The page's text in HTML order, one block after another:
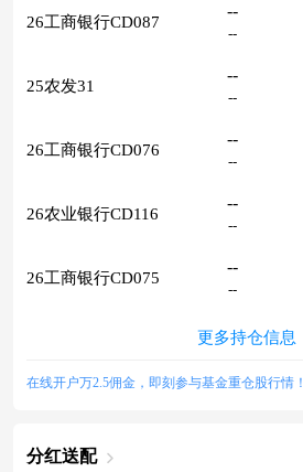
26工商银行CD087
--
--
25农发31
--
--
26工商银行CD076
--
--
26农业银行CD116
--
--
26工商银行CD075
--
--
更多持仓信息
在线开户万2.5佣金，即刻参与基金重仓股行情！
分红送配